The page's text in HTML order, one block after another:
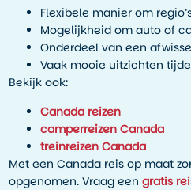
Flexibele manier om
Mogelijkheid om auto of
Onderdeel van een
Vaak mooie uitzichten
Bekijk ook:
Canada reizen
camperreizen Canada
treinreizen Canada
Met een Canada reis op maat
opgenomen. Vraag een gratis